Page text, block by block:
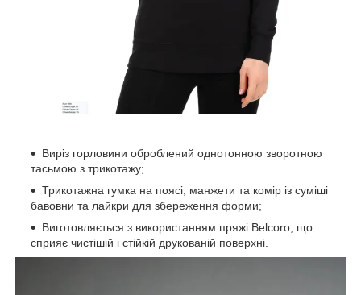
Виріз горловини оброблений однотонною зворотною
тасьмою з трикотажу;
Трикотажна гумка на поясі, манжети та комір із суміші
бавовни та лайкри для збереження форми;
Виготовляється з використанням пряжі Belcoro, що
сприяє чистішій і стійкій друкованій поверхні.